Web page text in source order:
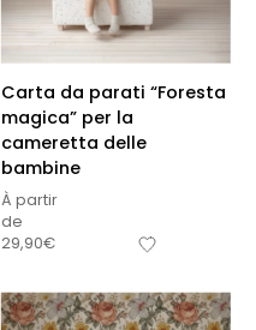
Carta da parati “Foresta
magica” per la
cameretta delle
bambine
À partir
de
29,90€